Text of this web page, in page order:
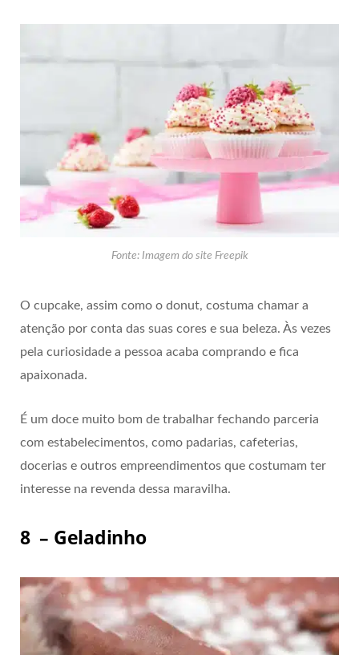
Fonte: Imagem do site Freepik
O cupcake, assim como o donut, costuma chamar a
atenção por conta das suas cores e sua beleza. Às vezes
pela curiosidade a pessoa acaba comprando e fica
apaixonada.
É um doce muito bom de trabalhar fechando parceria
com estabelecimentos, como padarias, cafeterias,
docerias e outros empreendimentos que costumam ter
interesse na revenda dessa maravilha.
8 – Geladinho